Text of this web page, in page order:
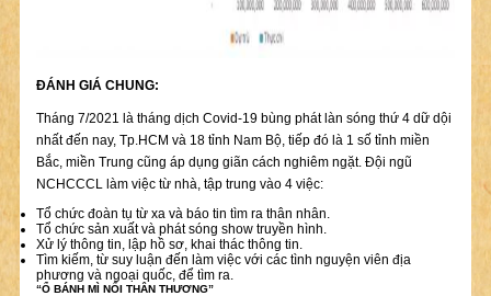
ĐÁNH GIÁ CHUNG:
Tháng 7/2021 là tháng dịch Covid-19 bùng phát làn sóng thứ 4 dữ dội
nhất đến nay, Tp.HCM và 18 tỉnh Nam Bộ, tiếp đó là 1 số tỉnh miền
Bắc, miền Trung cũng áp dụng giãn cách nghiêm ngặt. Đội ngũ
NCHCCCL làm việc từ nhà, tập trung vào 4 việc:
Tổ chức đoàn tụ từ xa và báo tin tìm ra thân nhân.
Tổ chức sản xuất và phát sóng show truyền hình.
Xử lý thông tin, lập hồ sơ, khai thác thông tin.
Tìm kiếm, từ suy luận đến làm việc với các tình nguyện viên địa
phương và ngoại quốc, để tìm ra.
“Ổ BÁNH MÌ NỐI THÂN THƯƠNG”